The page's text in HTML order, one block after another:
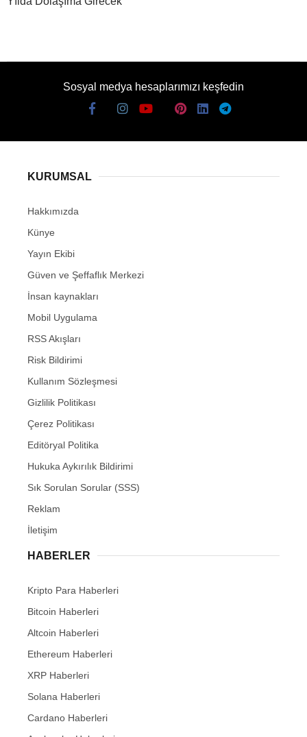
Sosyal medya hesaplarımızı keşfedin
KURUMSAL
Hakkımızda
Künye
Yayın Ekibi
Güven ve Şeffaflık Merkezi
İnsan kaynakları
Mobil Uygulama
RSS Akışları
Risk Bildirimi
Kullanım Sözleşmesi
Gizlilik Politikası
Çerez Politikası
Editöryal Politika
Hukuka Aykırılık Bildirimi
Sık Sorulan Sorular (SSS)
Reklam
İletişim
HABERLER
Kripto Para Haberleri
Bitcoin Haberleri
Altcoin Haberleri
Ethereum Haberleri
XRP Haberleri
Solana Haberleri
Cardano Haberleri